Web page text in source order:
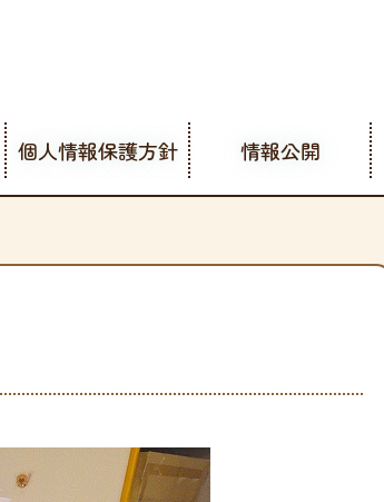
個人情報保護方針 情報公開